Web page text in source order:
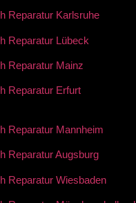
Reparatur Karlsruhe
Reparatur Lübeck
Reparatur Mainz
Reparatur Erfurt
Reparatur Mannheim
Reparatur Augsburg
Reparatur Wiesbaden